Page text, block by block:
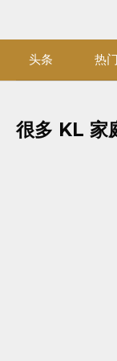
头条
热门
很多 KL 家